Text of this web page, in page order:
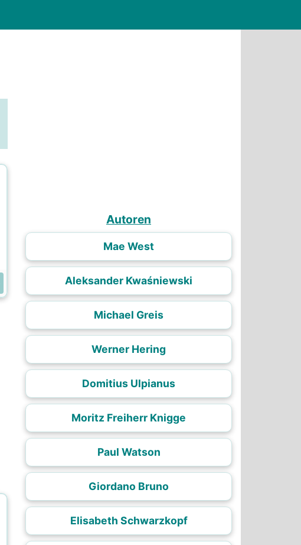
Autoren
Mae West
Aleksander Kwaśniewski
Michael Greis
Werner Hering
Domitius Ulpianus
Moritz Freiherr Knigge
Paul Watson
Giordano Bruno
Elisabeth Schwarzkopf